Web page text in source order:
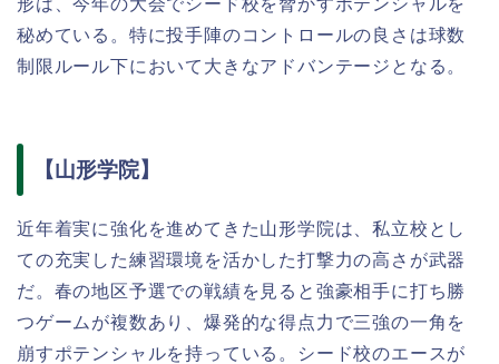
形は、今年の大会でシード校を脅かすポテンシャルを
秘めている。特に投手陣のコントロールの良さは球数
制限ルール下において大きなアドバンテージとなる。
【山形学院】
近年着実に強化を進めてきた山形学院は、私立校とし
ての充実した練習環境を活かした打撃力の高さが武器
だ。春の地区予選での戦績を見ると強豪相手に打ち勝
つゲームが複数あり、爆発的な得点力で三強の一角を
崩すポテンシャルを持っている。シード校のエースが